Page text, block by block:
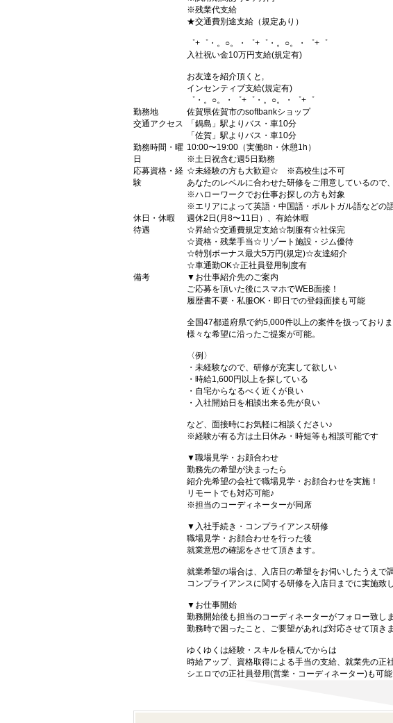
※残業代支給
★交通費別途支給（規定あり）
゜+゜・。○。・゜+゜・。○。・゜+゜
入社祝い金10万円支給(規定有)
お友達を紹介頂くと,
インセンティブ支給(規定有)
゜・。○。・゜+゜・。○。・゜+゜
勤務地
佐賀県佐賀市のsoftbankショップ
交通アクセス
「鍋島」駅よりバス・車10分
「佐賀」駅よりバス・車10分
勤務時間・曜
日
10:00〜19:00（実働8h・休憩1h）
※土日祝含む週5日勤務
応募資格・経
験
☆未経験の方も大歓迎☆ ※高校生は不可
あなたのレベルに合わせた研修をご用意しているので
※ハローワークでお仕事お探しの方も対象
※エリアによって英語・中国語・ポルトガル語などの
休日・休暇
週休2日(月8〜11日）、有給休暇
待遇
☆昇給☆交通費規定支給☆制服有☆社保完
☆資格・残業手当☆リゾート施設・ジム優待
☆特別ボーナス最大5万円(規定)☆友達紹介
☆車通勤OK☆正社員登用制度有
備考
▼お仕事紹介先のご案内
ご応募を頂いた後にスマホでWEB面接！
履歴書不要・私服OK・即日での登録面接も可能
全国47都道府県で約5,000件以上の案件を扱っておりま
様々な希望に沿ったご提案が可能。
〈例〉
・未経験なので、研修が充実して欲しい
・時給1,600円以上を探している
・自宅からなるべく近くが良い
・入社開始日を相談出来る先が良い
など、面接時にお気軽に相談ください♪
※経験が有る方は土日休み・時短等も相談可能です
▼職場見学・お顔合わせ
勤務先の希望が決まったら
紹介先希望の会社で職場見学・お顔合わせを実施！
リモートでも対応可能♪
※担当のコーディネーターが同席
▼入社手続き・コンプライアンス研修
職場見学・お顔合わせを行った後
就業意思の確認をさせて頂きます。
就業希望の場合は、入店日の希望をお伺いしたうえで調
コンプライアンスに関する研修を入店日までに実施致し
▼お仕事開始
勤務開始後も担当のコーディネーターがフォロー致しま
勤務時で困ったこと、ご要望があれば対応させて頂きま
ゆくゆくは経験・スキルを積んでからは
時給アップ、資格取得による手当の支給、就業先の正
シエロでの正社員登用(営業・コーディネーター)も可能